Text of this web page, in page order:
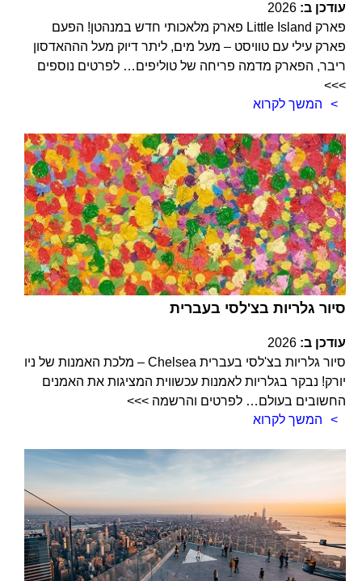
עודכן ב: 2026
פארק Little Island פארק מלאכותי חדש במנהטן! הפעם
פארק עילי עם טוויסט – מעל מים, ליתר דיוק מעל הההאדסון
ריבר, הפארק מדמה פריחה של טוליפים… לפרטים נוספים
>>>
המשך לקרוא
סיור גלריות בצ'לסי בעברית
עודכן ב: 2026
סיור גלריות בצ'לסי בעברית Chelsea – מלכת האמנות של ניו
יורק! נבקר בגלריות לאמנות עכשווית המציגות את האמנים
החשובים בעולם… לפרטים והרשמה >>>
המשך לקרוא